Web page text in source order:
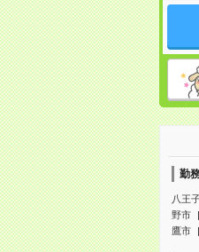
勤
八王
野市
鷹市